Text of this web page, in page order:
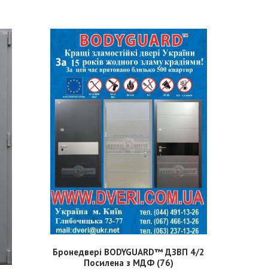
Бронедвері BODYGUARD™ ДЗВП 4/2
Посилена з МДФ (76)